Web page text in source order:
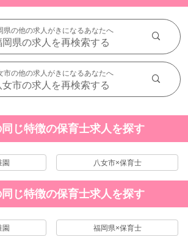
県の他の求人がきになるあなたへ
岡県の求人を再検索する
市の他の求人がきになるあなたへ
女市の求人を再検索する
じ特徴の保育士求人を探す
園 八女市×保育士
じ特徴の保育士求人を探す
園 福岡県×保育士